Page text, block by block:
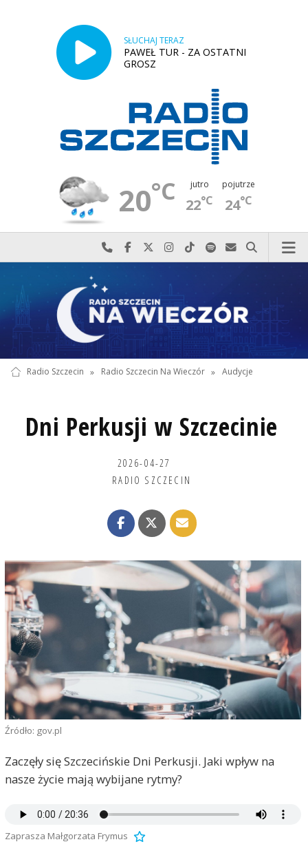
SŁUCHAJ TERAZ
PAWEŁ TUR - ZA OSTATNI
GROSZ
20°C jutro
22°C
pojutrze
24°C
Najlepiej po prostu do nas zadzwoń
Odwiedź nas na Facebook-u
Odwiedź nas na X
Odwiedź nas na Instagram-ie
Odwiedź nas na TikTok-u
Szukaj nas na Spotify
Wyślij do nas
Szukaj
Radio Szczecin » Radio Szczecin Na Wieczór » Audycje
Dni Perkusji w Szczecinie
2026-04-27
RADIO SZCZECIN
Źródło: gov.pl
Zaczęły się Szczecińskie Dni Perkusji. Jaki wpływ na
nasze życie mają wybijane rytmy?
Zaprasza Małgorzata Frymus